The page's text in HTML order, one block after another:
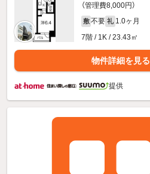
（管理費8,000円）
敷 不要 礼 1.0ヶ月
7階 / 1K / 23.43㎡
物件詳細を見る
提供